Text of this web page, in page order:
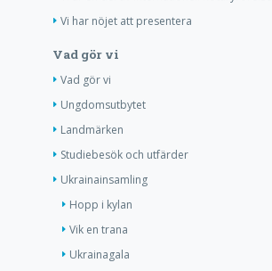
Vi har nöjet att presentera
Vad gör vi
Vad gör vi
Ungdomsutbytet
Landmärken
Studiebesök och utfärder
Ukrainainsamling
Hopp i kylan
Vik en trana
Ukrainagala